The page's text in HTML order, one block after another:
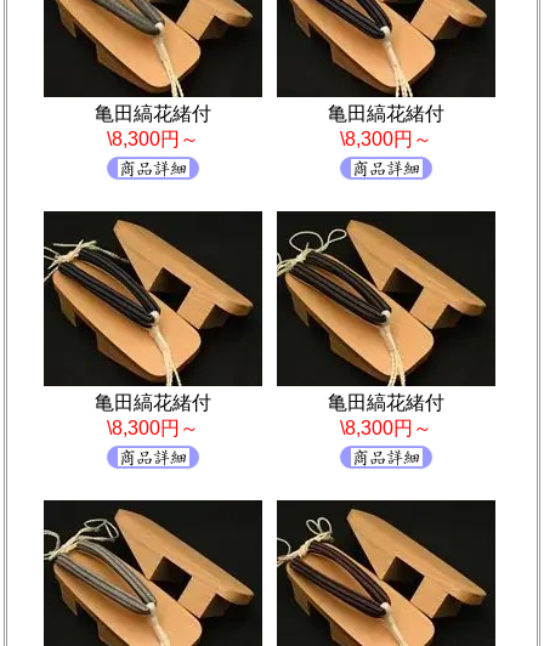
亀田縞花緒付
\8,300円～
亀田縞花緒付
\8,300円～
亀田縞花緒付
\8,300円～
亀田縞花緒付
\8,300円～